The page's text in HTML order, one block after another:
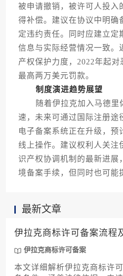
被申请撤销，被许可人投入
得补偿。建议在协议中明确
定违约责任。同时应建立定
信息与实际经营情况一致。
产权保护力度，2022年起对
最高两万美元罚款。
制度演进趋势展望
随着伊拉克加入马德里
速，未来可通过国际注册途
电子备案系统正在升级，预
线上操作。建议权利人关注
识产权协调机制的最新进展
境备案手续，但同时也可能
最新文章
伊拉克商标许可备案流程
伊拉克商标许可备案
本文详细解析伊拉克商标许